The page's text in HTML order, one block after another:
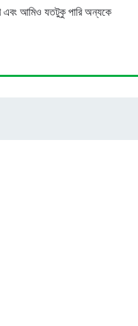
এবং আমিও যতটুকু পারি অন্যকে